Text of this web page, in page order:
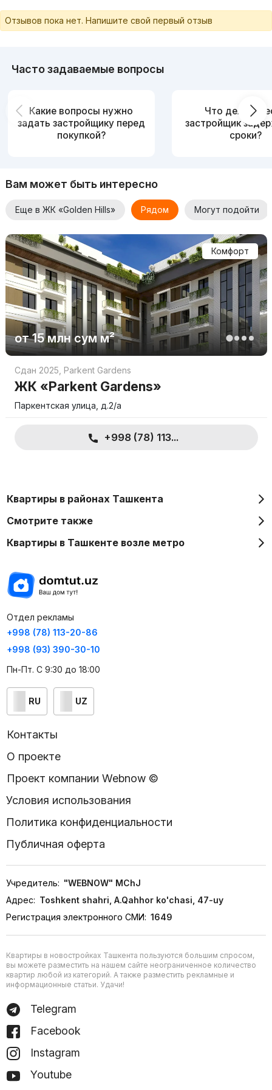
Отзывов пока нет. Напишите свой первый отзыв
Часто задаваемые вопросы
Какие вопросы нужно
задать застройщику перед
покупкой?
Что делать,
застройщик
сроки?
Вам может быть интересно
Еще в ЖК «Golden Hills» Рядом Могут подойти
Комфорт
от15 млн сумм²
Сдан 2025 Parkent Gardens
ЖК «Parkent Gardens»
Паркентская улица, д.2/a
+998 (78) 113...
Квартиры в районах Ташкента
Смотрите также
Квартиры в Ташкенте возле метро
Отдел рекламы
+998 (78) 113-20-86
+998 (93) 390-30-10
Пн-Пт. С 9:30 до 18:00
RU UZ
Контакты
О проекте
Проект компании Webnow ©
Условия использования
Политика конфиденциальности
Публичная оферта
Учредитель: "WEBNOW" MChJ
Адрес: Toshkent shahri, A.Qahhor ko'chasi, 47-uy
Регистрация электронного СМИ: 1649
Квартиры в новостройках Ташкента пользуются большим спросом,
вы можете разместить на нашем сайте неограниченное количество
квартир любой из категорий. А также разместить рекламные и
информационные статьи. Удачи!
Telegram
Facebook
Instagram
Youtube